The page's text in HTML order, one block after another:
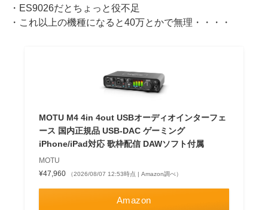
・ES9026だとちょっと役不足
・これ以上の機種になると40万とかで無理・・・・
MOTU M4 4in 4out USBオーディオインターフェ
ース 国内正規品 USB-DAC ゲーミング
iPhone/iPad対応 歌枠配信 DAWソフト付属
MOTU
¥47,960
（2026/08/07 12:53時点 | Amazon調べ）
Amazon